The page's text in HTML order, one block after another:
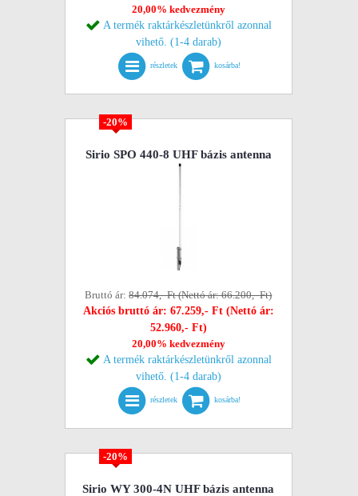
20,00% kedvezmény
A termék raktárkészletünkről azonnal
vihető. (1-4 darab)
részletek kosárba!
-20%
Sirio SPO 440-8 UHF bázis antenna
Bruttó ár:84.074,- Ft (Nettó ár: 66.200,- Ft)
Akciós bruttó ár: 67.259,- Ft (Nettó ár:
52.960,- Ft)
20,00% kedvezmény
A termék raktárkészletünkről azonnal
vihető. (1-4 darab)
részletek kosárba!
-20%
Sirio WY 300-4N UHF bázis antenna